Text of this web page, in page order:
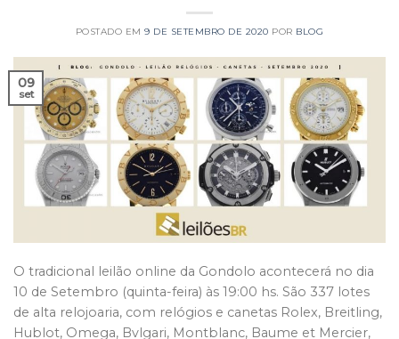
POSTADO EM9 DE SETEMBRO DE 2020 POR BLOG
09
set
O tradicional leilão online da Gondolo acontecerá no dia
10 de Setembro (quinta-feira) às 19:00 hs. São 337 lotes
de alta relojoaria, com relógios e canetas Rolex, Breitling,
Hublot, Omega, Bvlgari, Montblanc, Baume et Mercier,